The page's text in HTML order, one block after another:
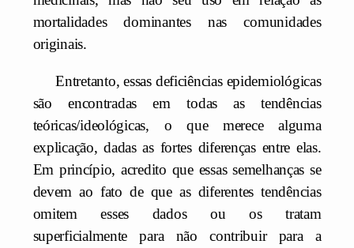
mortalidades dominantes nas comunidades
originais.
Entretanto, essas deficiências epidemiológicas
são encontradas em todas as tendências
teóricas/ideológicas, o que merece alguma
explicação, dadas as fortes diferenças entre elas.
Em princípio, acredito que essas semelhanças se
devem ao fato de que as diferentes tendências
omitem esses dados ou os tratam
superficialmente para não contribuir para a